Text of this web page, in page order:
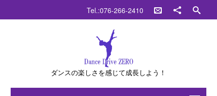
Tel.:076-266-2410
ダンスの楽しさを感じて成長しよう！